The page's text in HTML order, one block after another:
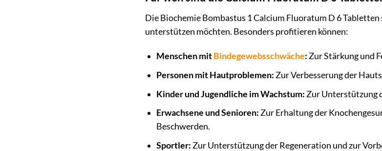
Die Biochemie Bombastus 1 Calcium Fluoratum D 6
unterstützen möchten. Besonders profitieren können:
Menschen mitBindegewebsschwäche:Zur Stärkung und
Personen mit Hautproblemen: Zur Verbesserung der
Kinder und Jugendliche im Wachstum: Zur Unterstützung
Erwachsene und Senioren: Zur Erhaltung der
Beschwerden.
Sportler: Zur Unterstützung der Regeneration und zur